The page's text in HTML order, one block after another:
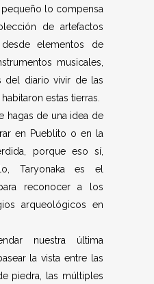
lo compensa
de artefactos
elementos de
musicales,
del diario vivir de las
estas tierras.
hagas de una idea de
en Pueblito o en la
porque eso sí,
Taryonaka es el
reconocer a los
arqueológicos en
nuestra última
la vista entre las
piedra, las múltiples